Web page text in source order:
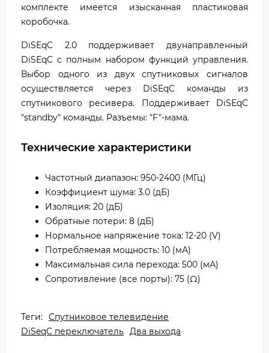
комплекте имеется изысканная пластиковая
коробочка.
DiSEqC 2.0 поддерживает двунаправленный
DiSEqC с полным набором функций управления.
Выбор одного из двух спутниковых сигналов
осуществляется через DiSEqC команды из
спутникового ресивера. Поддерживает DiSEqC
"standby" команды. Разъемы: "F"-мама.
Технические характеристики
Частотный диапазон: 950-2400 (МГц)
Коэффициент шума: 3.0 (дБ)
Изоляция: 20 (дБ)
Обратные потери: 8 (дБ)
Нормальное напряжение тока: 12-20 (V)
Потребляемая мощность: 10 (мА)
Максимальная сила перехода: 500 (мА)
Сопротивление (все порты): 75 (Ω)
Теги: Спутниковое телевидение
DiSeqC переключатель Два выхода